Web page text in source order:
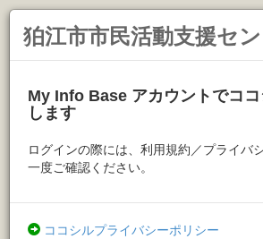
狛江市市民活動支援セ
My Info Base アカウントでコ
します
ログインの際には、利用規約／プライバ
一度ご確認ください。
ココシルプライバシーポリシー